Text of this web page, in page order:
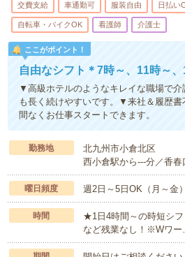
交費支給 車通勤可 服装自由 日払い
自転車・バイクOK 看護師 介護士
ここがポイント！
自由なシフト＊7時～、11時～
▼高級ホテルのようなキレイな職場で
も長く続けやすいです。▼来社＆履歴
間なくお仕事スタートできます。
勤務地
北九州市小倉北区
西小倉駅から---分／香
曜日頻度 週2日～5日OK（月～
時間
★1日4時間～の時短シ
など残業なし！※Wワ